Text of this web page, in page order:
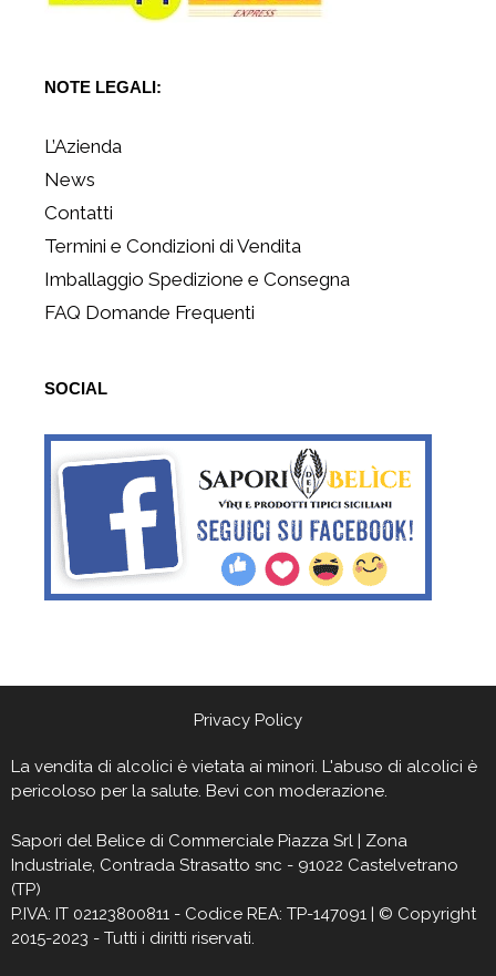
NOTE LEGALI:
L’Azienda
News
Contatti
Termini e Condizioni di Vendita
Imballaggio Spedizione e Consegna
FAQ Domande Frequenti
SOCIAL
Privacy Policy
La vendita di alcolici è vietata ai minori. L'abuso di alcolici è
pericoloso per la salute. Bevi con moderazione.
Sapori del Belìce di Commerciale Piazza Srl | Zona
Industriale, Contrada Strasatto snc - 91022 Castelvetrano
(TP)
P.IVA: IT 02123800811 - Codice REA: TP-147091 | © Copyright
2015-2023 - Tutti i diritti riservati.